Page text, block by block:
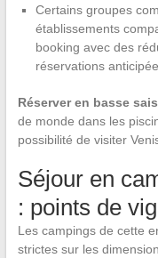
Certains groupes
établissements
booking avec des
réservations
Réserver en basse
de monde dans les
possibilité de visiter
Séjour en
: points de
Les campings de cette
strictes sur les